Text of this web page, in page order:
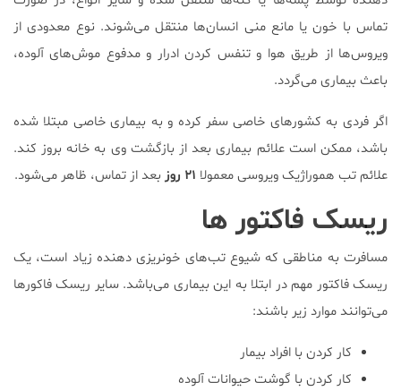
تماس با خون یا مانع منی انسان‌ها منتقل می‌شوند. نوع معدودی از
ویروس‌ها از طریق هوا و تنفس کردن ادرار و مدفوع موش‌های آلوده،
باعث بیماری می‌گردد.
اگر فردی به کشورهای خاصی سفر کرده و به بیماری خاصی مبتلا شده
باشد، ممکن است علائم بیماری بعد از بازگشت وی به خانه بروز کند.
علائم تب هموراژیک ویروسی معمولا ۲۱ روز بعد از تماس، ظاهر می‌شود.
ریسک فاکتور ها
مسافرت به مناطقی که شیوع تب‌های خونریزی دهنده زیاد است، یک
ریسک فاکتور مهم در ابتلا به این بیماری می‌باشد. سایر ریسک فاکورها
می‌توانند موارد زیر باشند:
کار کردن با افراد بیمار
کار کردن با گوشت حیوانات آلوده